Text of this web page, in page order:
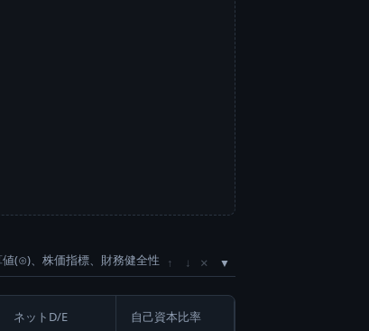
(⊙)、株価指標、財務健全性 ↑ ↓ ×
ネットD/E 自己資本比率